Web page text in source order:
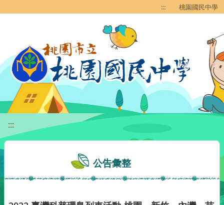
::: 桃園國民中學
:::
公告彙整